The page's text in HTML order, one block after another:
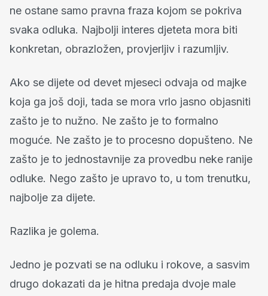
ne ostane samo pravna fraza kojom se pokriva
svaka odluka. Najbolji interes djeteta mora biti
konkretan, obrazložen, provjerljiv i razumljiv.
Ako se dijete od devet mjeseci odvaja od majke
koja ga još doji, tada se mora vrlo jasno objasniti
zašto je to nužno. Ne zašto je to formalno
moguće. Ne zašto je to procesno dopušteno. Ne
zašto je to jednostavnije za provedbu neke ranije
odluke. Nego zašto je upravo to, u tom trenutku,
najbolje za dijete.
Razlika je golema.
Jedno je pozvati se na odluku i rokove, a sasvim
drugo dokazati da je hitna predaja dvoje male